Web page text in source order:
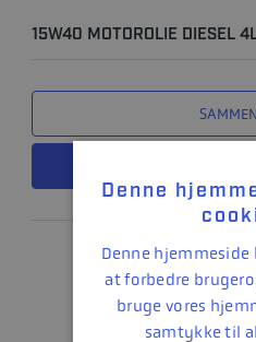
15W40 MOTOROLIE DIESEL
1
Denne
Denne
at forbedre
bruge vores
samtykke til